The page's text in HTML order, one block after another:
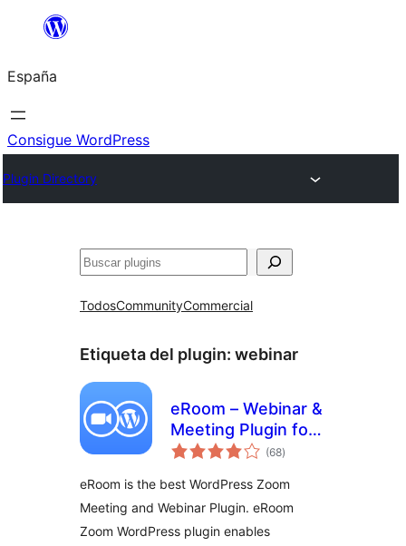
Saltar
contenido
España
Consigue WordPress
Plugin Directory
Buscar
TodosCommunityCommercial
Etiqueta del plugin: webinar
eRoom – Webinar &
Meeting Plugin for
Zoom, Google
Teams
(68valoraciones
en
)
eRoom is the best WordPress Zoom
Meeting and Webinar Plugin. eRoom
Zoom WordPress plugin enables